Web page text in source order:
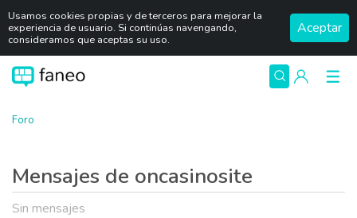
Usamos cookies propias y de terceros para mejorar la
experiencia de usuario. Si continúas navengando,
consideramos que aceptas su uso.
Aceptar
Foro
Mensajes de oncasinosite
Sin mensajes